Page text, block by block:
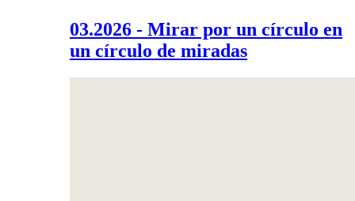
03.2026 - Mirar por un círculo en
un círculo de miradas